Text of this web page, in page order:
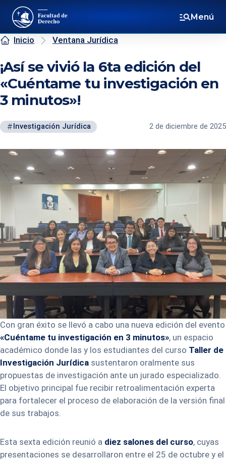
Menú
Inicio Ventana Jurídica
¡Así se vivió la 6ta edición del
«Cuéntame tu investigación en
3 minutos»!
Investigación Jurídica 2 de diciembre de 2025
Con gran éxito se llevó a cabo una nueva edición del evento
«Cuéntame tu investigación en 3 minutos», un espacio
académico donde las y los estudiantes del curso Taller de
Investigación Jurídica sustentaron oralmente sus
propuestas de investigación ante un jurado especializado.
El objetivo principal fue recibir retroalimentación experta
para fortalecer el proceso de elaboración de la versión final
de sus trabajos.
Esta sexta edición reunió a diez salones del curso, cuyas
presentaciones se desarrollaron entre el 25 de octubre y el